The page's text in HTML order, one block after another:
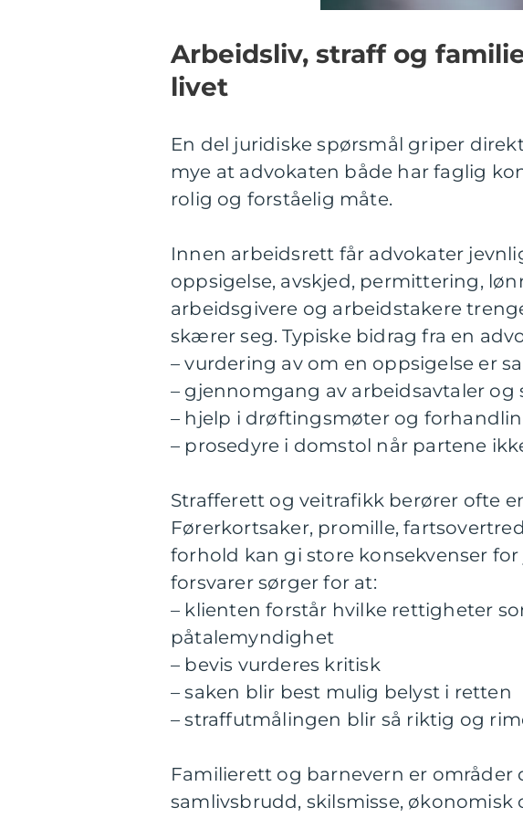
Arbeidsliv, straff og
livet
En del juridiske spørsmål griper
mye at advokaten både har faglig
rolig og forståelig måte.
Innen arbeidsrett får advokater
oppsigelse, avskjed, permittering,
arbeidsgivere og arbeidstakere
skærer seg. Typiske bidrag fra en
– vurdering av om en oppsigelse er
– gjennomgang av arbeidsavtaler og
– hjelp i drøftingsmøter og
– prosedyre i domstol når partene
Strafferett og veitrafikk berører ofte
Førerkortsaker, promille,
forhold kan gi store konsekvenser
forsvarer sørger for at:
– klienten forstår hvilke rettigheter
påtalemyndighet
– bevis vurderes kritisk
– saken blir best mulig belyst i retten
– straffutmålingen blir så riktig og
Familierett og barnevern er områder
samlivsbrudd, skilsmisse,